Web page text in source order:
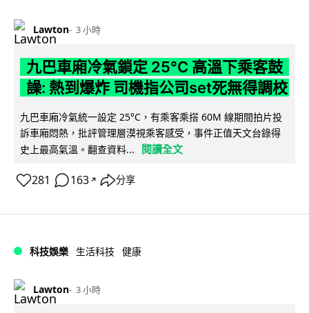
Lawton 3 小時
九巴車廂冷氣鎖定 25°C 高溫下乘客鼓
譟: 熱到爆炸 司機指公司set死無得調校
九巴車廂冷氣統一設定 25°C，有乘客乘搭 60M 線期間拍片投
訴車廂悶熱，批評管理層漠視乘客感受，事件正值天文台錄得
史上最高氣溫。翻查資料...
閱讀全文
281 163 ↗ 分享
科技娛樂 生活科技 健康
Lawton 3 小時